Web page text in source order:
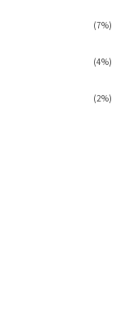
(7%)
(4%)
(2%)